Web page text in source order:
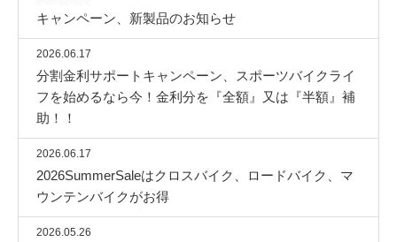
キャンペーン、新製品のお知らせ
2026.06.17
分割金利サポートキャンペーン、スポーツバイクライ
フを始めるなら今！金利分を『全額』又は『半額』補
助！！
2026.06.17
2026SummerSaleはクロスバイク、ロードバイク、マ
ウンテンバイクがお得
2026.05.26